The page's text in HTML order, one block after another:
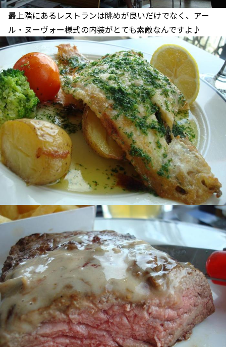
最上階にあるレストランは眺めが良いだけでなく、アー
ル・ヌーヴォー様式の内装がとても素敵なんですよ♪